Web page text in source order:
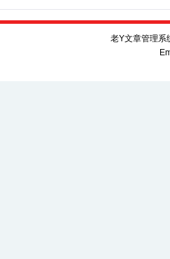
老Y文章管理系